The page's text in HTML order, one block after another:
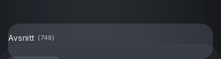
Avsnitt ( 749)